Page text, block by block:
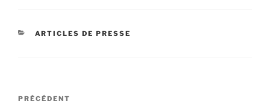
CATÉGORIES
ARTICLES DE PRESSE
Navigation
Article
PRÉCÉDENT